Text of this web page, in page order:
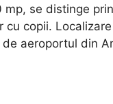
se distinge
cu copii.
de aeroportul din